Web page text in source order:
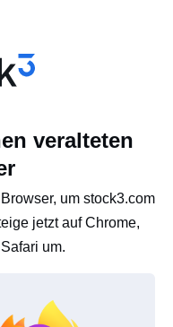
veralteten
um stock3.com
jetzt auf Chrome,
um.